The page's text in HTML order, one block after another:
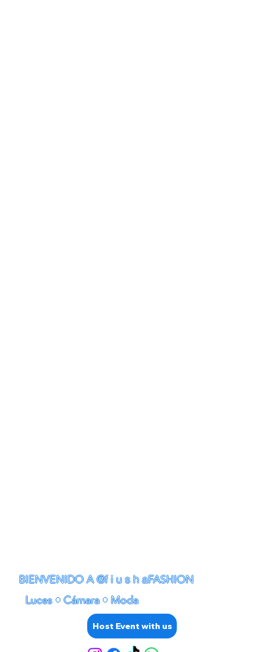
BIENVENIDO A@f i u s h aFASHION
Luces • Cámara • Moda
Host Event with us